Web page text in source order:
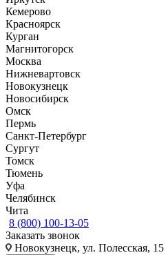
Кемерово
Красноярск
Курган
Магнитогорск
Москва
Нижневартовск
Новокузнецк
Новосибирск
Омск
Пермь
Санкт-Петербург
Сургут
Томск
Тюмень
Уфа
Челябинск
Чита
8 (800) 100-13-05
Заказать звонок
Новокузнецк, ул. Полесская, 15